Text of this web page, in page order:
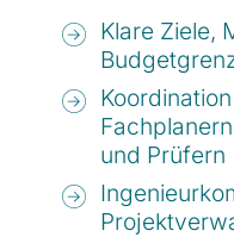
Klare Ziele,
und Prüfern